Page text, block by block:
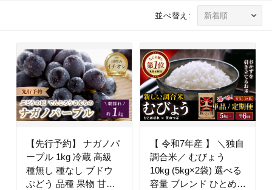
並べ替え:
【先行予約】 ナガノパ
ープル 1kg 冷蔵 高級
種無し 種なし ブドウ
ぶどう 品種 果物 甘さ
【 令和7年産 】 ＼独自
調合米／ むびょう
10kg (5kg×2袋) 選べる
容量 ブレンド ひとめぼ